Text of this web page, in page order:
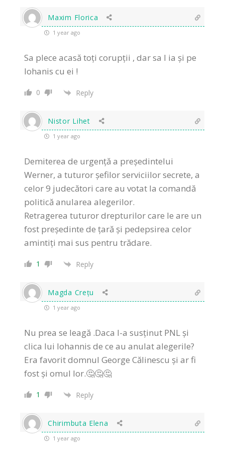
Maxim Florica
1 year ago
Sa plece acasă toți corupții , dar sa l ia și pe
Iohanis cu ei !
0 Reply
Nistor Lihet
1 year ago
Demiterea de urgență a președintelui
Werner, a tuturor șefilor serviciilor secrete, a
celor 9 judecători care au votat la comandă
politică anularea alegerilor.
Retragerea tuturor drepturilor care le are un
fost președinte de țară și pedepsirea celor
amintiți mai sus pentru trădare.
1 Reply
Magda Crețu
1 year ago
Nu prea se leagă .Daca l-a susținut PNL și
clica lui Iohannis de ce au anulat alegerile?
Era favorit domnul George Călinescu și ar fi
fost și omul lor.🤔🤔🤔
1 Reply
Chirimbuta Elena
1 year ago